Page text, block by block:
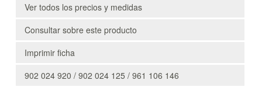
Ver todos los precios y medidas
Consultar sobre este producto
Imprimir ficha
902 024 920 / 902 024 125 / 961 106 146